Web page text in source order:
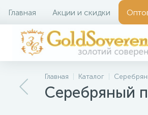
Главная Акции и скидки
Главная Каталог
Серебряный